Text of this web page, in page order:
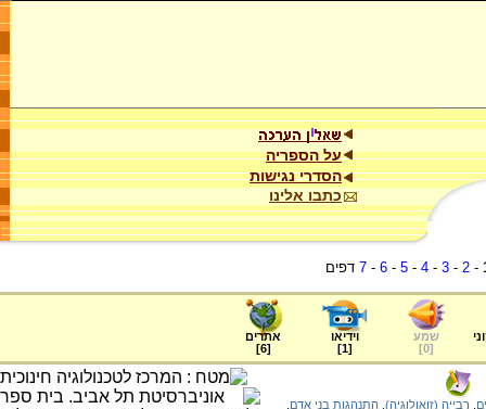
על הספריה
הסדרי נגישות
כתבו אלינו
-
2
-
3
-
4
-
5
-
6
-
7 דפים
שמע
[
0
]
וידיאו
[
1
]
אתרים
[
6
]
רבייה (זואולוגיה) התנהגות בני אדם